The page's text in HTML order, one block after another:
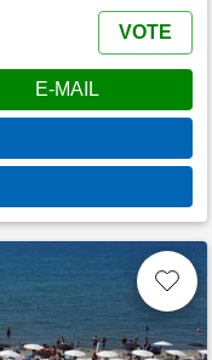
VOTE
E-MAIL